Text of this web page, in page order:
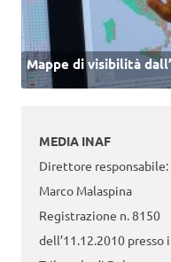
Mappe di visibilità
MEDIA INAF
Direttore responsabile:
Marco Malaspina
Registrazione n. 8150
dell’11.12.2010 presso